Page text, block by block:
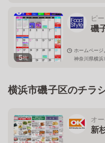
5枚
ピ
磯
ホームページ
神奈川県横浜
横浜市磯子区のチラ
オ
新